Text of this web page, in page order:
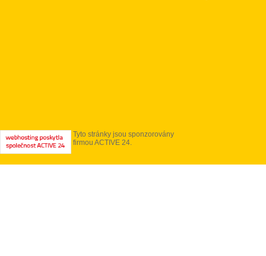
Tyto stránky jsou sponzorovány
firmou ACTIVE 24.